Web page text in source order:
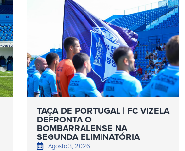
TAÇA DE PORTUGAL | FC VIZELA
DEFRONTA O
BOMBARRALENSE NA
SEGUNDA ELIMINATÓRIA
Agosto 3, 2026